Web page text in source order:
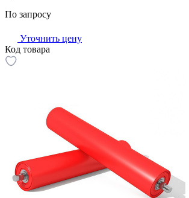
По запросу
Уточнить цену
Код товара